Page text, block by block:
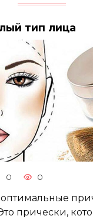
тип лица
0 0
прически,